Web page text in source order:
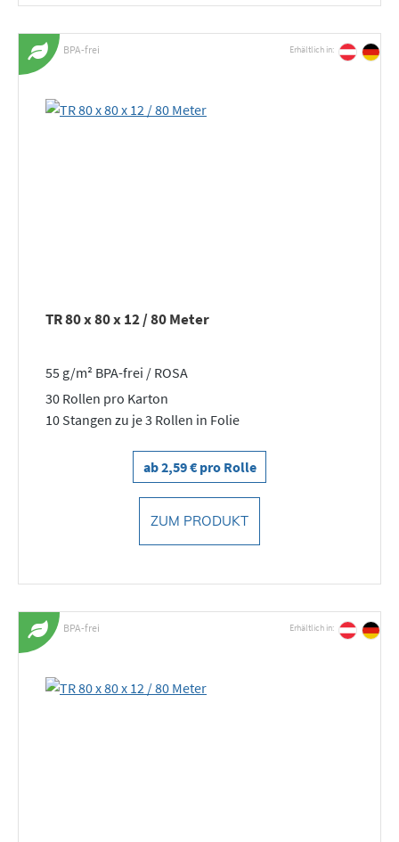
BPA-frei Erhältlich in:
TR 80 x 80 x 12 / 80 Meter
55 g/m² BPA-frei / ROSA
30 Rollen pro Karton
10 Stangen zu je 3 Rollen in Folie
ab 2,59 € pro Rolle
ZUM PRODUKT
BPA-frei Erhältlich in: